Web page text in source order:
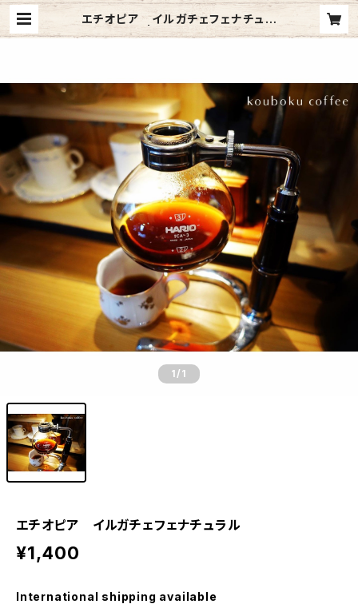
エチオピア イルガチェフェナチュラ
ル | 珈木コーヒー
1 /1
エチオピア イルガチェフェナチュラル
¥1,400
International shipping available